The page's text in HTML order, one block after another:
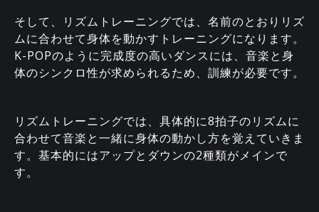
そして、リズムトレーニングでは、名前のとおりリズ
ムに合わせて身体を動かすトレーニングになります。
K-POPのように完成度の高いダンスには、音楽と身
体のシンクロ性が求められるため、訓練が必要です。
リズムトレーニングでは、具体的に8拍子のリズムに
合わせて音楽と一緒に身体の動かし方を覚えていきま
す。基本的にはアップとダウンの2種類がメインで
す。